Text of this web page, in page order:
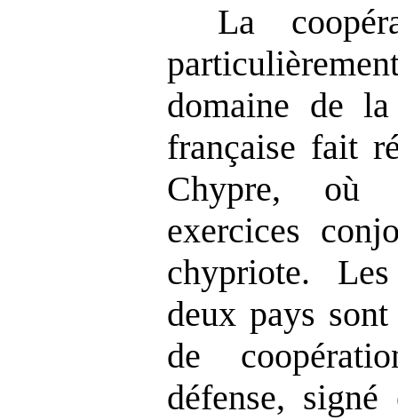
La
domaine de
française fait
Chypre, où
exercices
chypriote.
deux pays
de
défense,